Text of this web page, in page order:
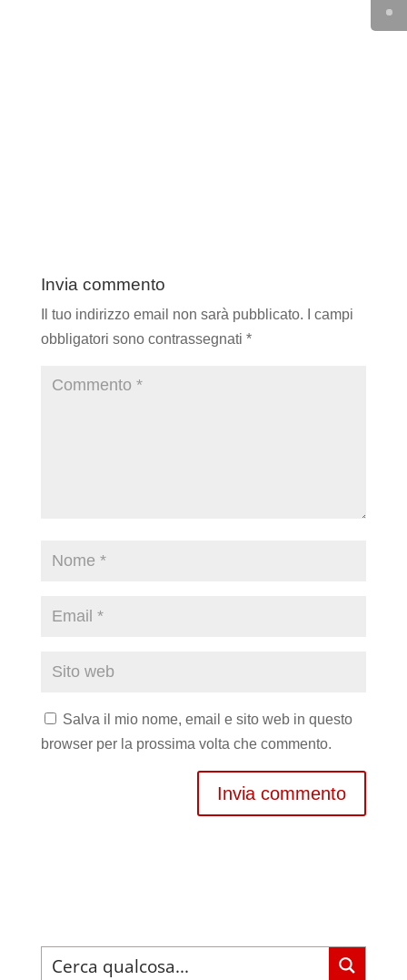
Invia commento
Il tuo indirizzo email non sarà pubblicato.
I campi
obbligatori sono contrassegnati *
Salva il mio nome, email e sito web in questo
browser per la prossima volta che commento.